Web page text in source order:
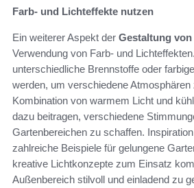
Farb- und Lichteffekte nutzen
Ein weiterer Aspekt der Gestaltung
Verwendung von Farb- und
unterschiedliche Brennstoffe oder
werden, um verschiedene
Kombination von warmem Licht und
dazu beitragen, verschiedene
Gartenbereichen zu schaffen.
zahlreiche Beispiele für gelungene
kreative Lichtkonzepte zum Einsatz
Außenbereich stilvoll und einladend zu